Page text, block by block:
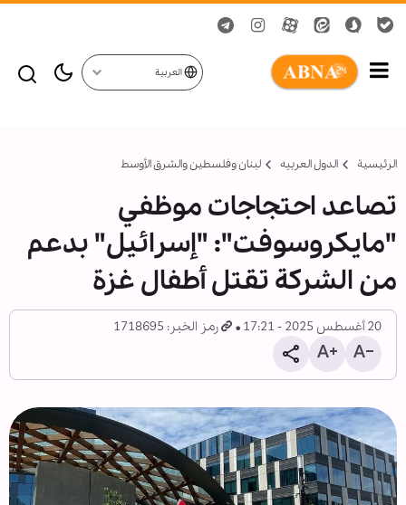
العربية
الرئيسية الدول العربیه لبنان وفلسطين والشرق الأوسط
تصاعد احتجاجات موظفي
"مايكروسوفت": "إسرائيل" بدعم
من الشركة تقتل أطفال غزة
20 أغسطس 2025 - 17:21 رمز الخبر: 1718695